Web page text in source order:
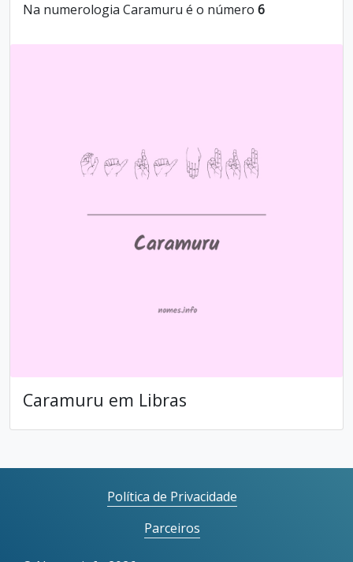
Na numerologia Caramuru é o número 6
Caramuru em Libras
Política de Privacidade
Parceiros